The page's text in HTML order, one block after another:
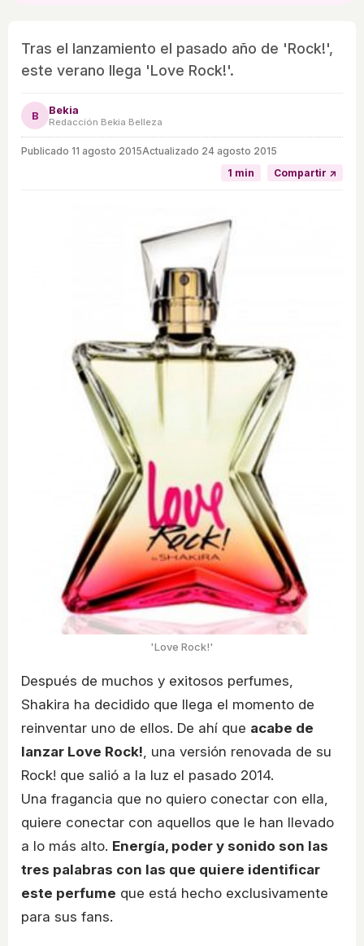
Tras el lanzamiento el pasado año de 'Rock!',
este verano llega 'Love Rock!'.
B Bekia
Redacción Bekia Belleza
Publicado 11 agosto 2015Actualizado 24 agosto 2015
1 min
Compartir ↗
'Love Rock!'
Después de muchos y exitosos perfumes,
Shakira ha decidido que llega el momento de
reinventar uno de ellos. De ahí que acabe de
lanzar Love Rock! , una versión renovada de su
Rock! que salió a la luz el pasado 2014.
Una fragancia que no quiero conectar con ella,
quiere conectar con aquellos que le han llevado
a lo más alto. Energía, poder y sonido son las
tres palabras con las que quiere identificar
este perfume que está hecho exclusivamente
para sus fans.